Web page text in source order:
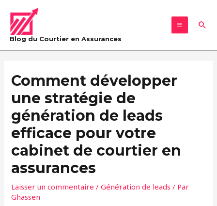
contenu
Blog du Courtier en Assurances
MENU
Comment développer
une stratégie de
génération de leads
efficace pour votre
cabinet de courtier en
assurances
Laisser un commentaire /Génération de leads / Par
Ghassen
articles